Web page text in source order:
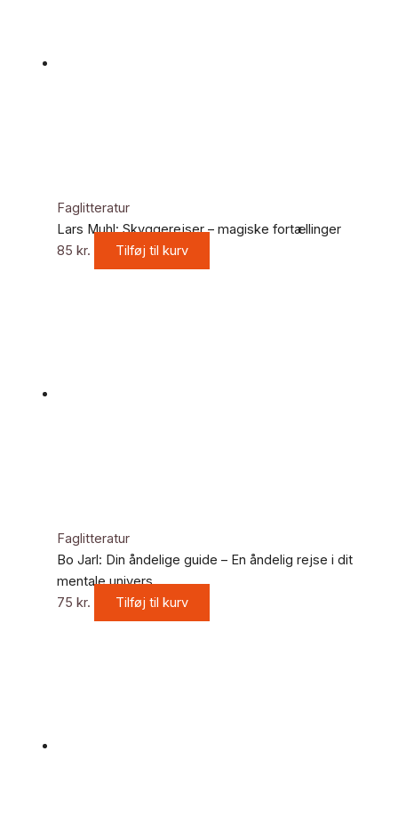
Faglitteratur
Lars Muhl: Skyggerejser – magiske fortællinger
85 kr. Tilføj til kurv
Faglitteratur
Bo Jarl: Din åndelige guide – En åndelig rejse i dit
mentale univers
75 kr. Tilføj til kurv